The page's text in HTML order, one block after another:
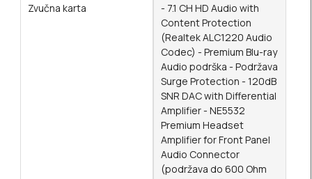
Zvučna karta
- 7.1 CH HD Audio with
Content Protection
(Realtek ALC1220 Audio
Codec) - Premium Blu-ray
Audio podrška - Podržava
Surge Protection - 120dB
SNR DAC with Differential
Amplifier - NE5532
Premium Headset
Amplifier for Front Panel
Audio Connector
(podržava do 600 Ohm